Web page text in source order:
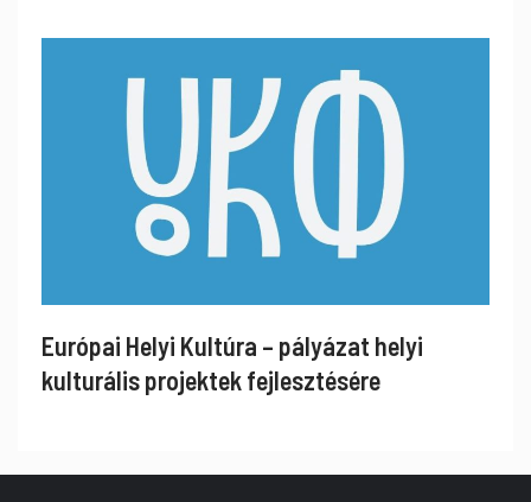
Európai Helyi Kultúra – pályázat helyi
kulturális projektek fejlesztésére